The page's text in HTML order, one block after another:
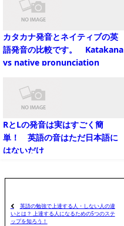
カタカナ発音とネイティブの英
語発音の比較です。 Katakana
vs native pronunciation
RとLの発音は実はすごく簡
単！ 英語の音はただ日本語に
はないだけ
英語の勉強で上達する人・しない人の違
いとは？ 上達する人になるための5つのステ
ップを知ろう！